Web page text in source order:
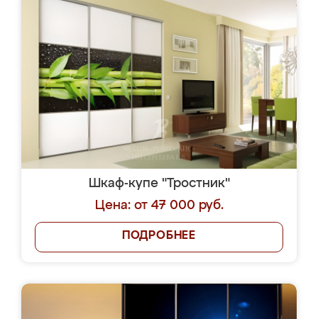
Шкаф-купе "Тростник"
Цена: от 47 000 руб.
ПОДРОБНЕЕ